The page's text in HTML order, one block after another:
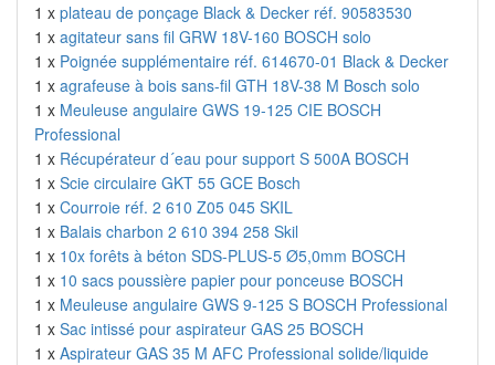
1 x plateau de ponçage Black & Decker réf. 90583530
1 x agitateur sans fil GRW 18V-160 BOSCH solo
1 x Poignée supplémentaire réf. 614670-01 Black & Decker
1 x agrafeuse à bois sans-fil GTH 18V-38 M Bosch solo
1 x Meuleuse angulaire GWS 19-125 CIE BOSCH
Professional
1 x Récupérateur d´eau pour support S 500A BOSCH
1 x Scie circulaire GKT 55 GCE Bosch
1 x Courroie réf. 2 610 Z05 045 SKIL
1 x Balais charbon 2 610 394 258 Skil
1 x 10x forêts à béton SDS-PLUS-5 Ø5,0mm BOSCH
1 x 10 sacs poussière papier pour ponceuse BOSCH
1 x Meuleuse angulaire GWS 9-125 S BOSCH Professional
1 x Sac intissé pour aspirateur GAS 25 BOSCH
1 x Aspirateur GAS 35 M AFC Professional solide/liquide